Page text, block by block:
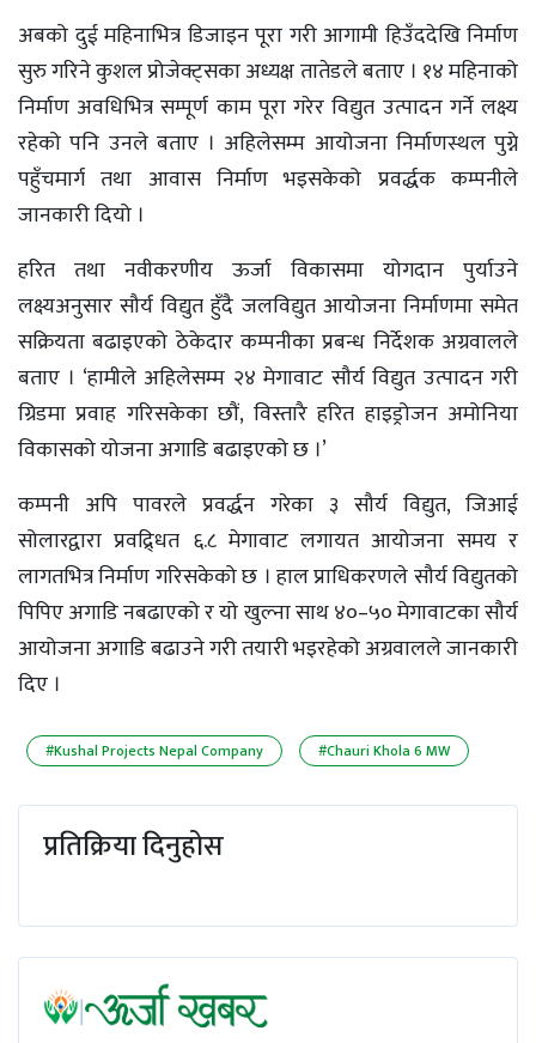
अबको दुई महिनाभित्र डिजाइन पूरा गरी आगामी हिउँददेखि निर्माण
सुरु गरिने कुशल प्रोजेक्ट्सका अध्यक्ष तातेडले बताए । १४ महिनाको
निर्माण अवधिभित्र सम्पूर्ण काम पूरा गरेर विद्युत उत्पादन गर्ने लक्ष्य
रहेको पनि उनले बताए । अहिलेसम्म आयोजना निर्माणस्थल पुग्ने
पहुँचमार्ग तथा आवास निर्माण भइसकेको प्रवर्द्धक कम्पनीले
जानकारी दियो ।
हरित तथा नवीकरणीय ऊर्जा विकासमा योगदान पुर्याउने
लक्ष्यअनुसार सौर्य विद्युत हुँदै जलविद्युत आयोजना निर्माणमा समेत
सक्रियता बढाइएको ठेकेदार कम्पनीका प्रबन्ध निर्देशक अग्रवालले
बताए । ‘हामीले अहिलेसम्म २४ मेगावाट सौर्य विद्युत उत्पादन गरी
ग्रिडमा प्रवाह गरिसकेका छौं, विस्तारै हरित हाइड्रोजन अमोनिया
विकासको योजना अगाडि बढाइएको छ ।’
कम्पनी अपि पावरले प्रवर्द्धन गरेका ३ सौर्य विद्युत, जिआई
सोलारद्वारा प्रवद्र्धित ६.८ मेगावाट लगायत आयोजना समय र
लागतभित्र निर्माण गरिसकेको छ । हाल प्राधिकरणले सौर्य विद्युतको
पिपिए अगाडि नबढाएको र यो खुल्ना साथ ४०–५० मेगावाटका सौर्य
आयोजना अगाडि बढाउने गरी तयारी भइरहेको अग्रवालले जानकारी
दिए ।
#Kushal Projects Nepal Company #Chauri Khola 6 MW
प्रतिक्रिया दिनुहोस